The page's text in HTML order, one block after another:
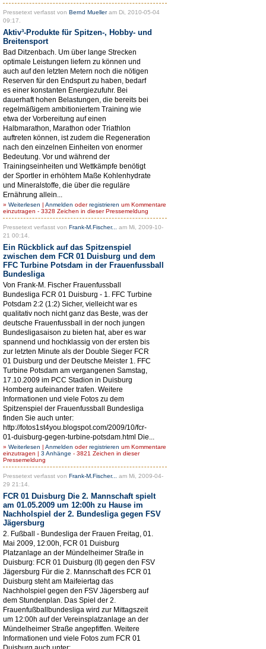
Pressetext verfasst von Bernd Muelleram Di, 2010-05-04
09:17.
Aktiv³-Produkte für Spitzen-, Hobby- und
Breitensport
Bad Ditzenbach. Um über lange Strecken
optimale Leistungen liefern zu können und
auch auf den letzten Metern noch die nötigen
Reserven für den Endspurt zu haben, bedarf
es einer konstanten Energiezufuhr. Bei
dauerhaft hohen Belastungen, die bereits bei
regelmäßigem ambitioniertem Training wie
etwa der Vorbereitung auf einen
Halbmarathon, Marathon oder Triathlon
auftreten können, ist zudem die Regeneration
nach den einzelnen Einheiten von enormer
Bedeutung. Vor und während der
Trainingseinheiten und Wettkämpfe benötigt
der Sportler in erhöhtem Maße Kohlenhydrate
und Mineralstoffe, die über die reguläre
Ernährung allein...
» Weiterlesen | Anmelden oderregistrieren um Kommentare
einzutragen - 3328 Zeichen in dieser Pressemeldung
Pressetext verfasst von Frank-M.Fischer...
am Mi, 2009-10-
21 00:14.
Ein Rückblick auf das Spitzenspiel
zwischen dem FCR 01 Duisburg und dem
FFC Turbine Potsdam in der Frauenfussball
Bundesliga
Von Frank-M. Fischer Frauenfussball
Bundesliga FCR 01 Duisburg - 1. FFC Turbine
Potsdam 2:2 (1:2) Sicher, vielleicht war es
qualitativ noch nicht ganz das Beste, was der
deutsche Frauenfussball in der noch jungen
Bundesligasaison zu bieten hat, aber es war
spannend und hochklassig von der ersten bis
zur letzten Minute als der Double Sieger FCR
01 Duisburg und der Deutsche Meister 1. FFC
Turbine Potsdam am vergangenen Samstag,
17.10.2009 im PCC Stadion in Duisburg
Homberg aufeinander trafen. Weitere
Informationen und viele Fotos zu dem
Spitzenspiel der Frauenfussball Bundesliga
finden Sie auch unter:
http://fotos1st4you.blogspot.com/2009/10/fcr-
01-duisburg-gegen-turbine-potsdam.html Die...
» Weiterlesen | Anmelden oderregistrieren um Kommentare
einzutragen | 3 Anhänge - 3821 Zeichen in dieser
Pressemeldung
Pressetext verfasst von Frank-M.Fischer...
am Mi, 2009-04-
29 21:14.
FCR 01 Duisburg Die 2. Mannschaft spielt
am 01.05.2009 um 12:00h zu Hause im
Nachholspiel der 2. Bundesliga gegen FSV
Jägersburg
2. Fußball - Bundesliga der Frauen Freitag, 01.
Mai 2009, 12:00h, FCR 01 Duisburg
Platzanlage an der Mündelheimer Straße in
Duisburg: FCR 01 Duisburg (II) gegen den FSV
Jägersburg Für die 2. Mannschaft des FCR 01
Duisburg steht am Maifeiertag das
Nachholspiel gegen den FSV Jägersberg auf
dem Stundenplan. Das Spiel der 2.
Frauenfußballbundesliga wird zur Mittagszeit
um 12:00h auf der Vereinsplatzanlage an der
Mündelheimer Straße angepfiffen. Weitere
Informationen und viele Fotos zum FCR 01